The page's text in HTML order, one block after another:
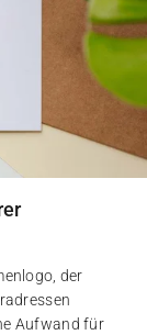
der
Aufwand für